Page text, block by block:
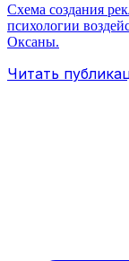
Схема создания
психологии
Оксаны.
Читать